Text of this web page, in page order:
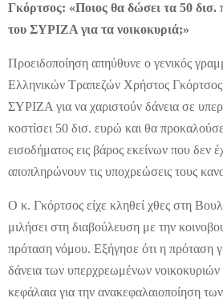
Γκόρτσος: «Ποιος θα δώσει τα 50 δισ.
του ΣΥΡΙΖΑ για τα νοικοκυριά;»
Προειδοποίηση απηύθυνε ο γενικός
Ελληνικών Τραπεζών Χρήστος Γκόρτσος
ΣΥΡΙΖΑ για να χαριστούν δάνεια σε
κοστίσει 50 δισ. ευρώ και θα
εισοδήματος εις βάρος εκείνων που δεν
αποπληρώνουν τις υποχρεώσεις τους
Ο κ. Γκόρτσος είχε κληθεί χθες στη
μιλήσει στη διαβούλευση με την
πρόταση νόμου. Εξήγησε ότι η πρόταση
δάνεια των υπερχρεωμένων νοικοκυριών
κεφάλαια για την ανακεφαλαιοποίηση